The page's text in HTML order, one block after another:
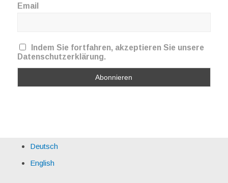
Email
Indem Sie fortfahren, akzeptieren Sie unsere
Datenschutzerklärung.
Deutsch
English